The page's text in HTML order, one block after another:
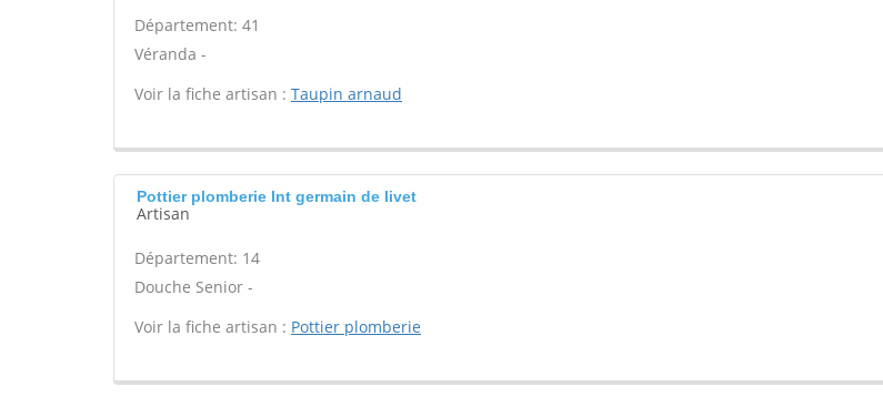
Département: 41
Véranda -
Voir la fiche artisan : Taupin arnaud
Pottier plomberie Int germain de livet
Artisan
Département: 14
Douche Senior -
Voir la fiche artisan : Pottier plomberie